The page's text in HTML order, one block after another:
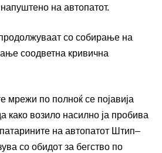
на автопатот.
со собирање на
соодветна кривична
мрежи по полноќ се појавија
како возило насилно ја пробива
на автопатот Штип–
со обидот за бегство по